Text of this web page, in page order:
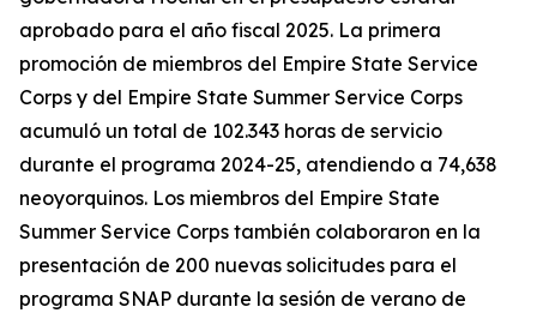
aprobado para el año fiscal 2025. La primera
promoción de miembros del Empire State Service
Corps y del Empire State Summer Service Corps
acumuló un total de 102.343 horas de servicio
durante el programa 2024-25, atendiendo a 74,638
neoyorquinos. Los miembros del Empire State
Summer Service Corps también colaboraron en la
presentación de 200 nuevas solicitudes para el
programa SNAP durante la sesión de verano de